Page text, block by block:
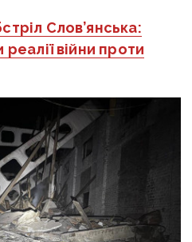
Слов’янська:
війни проти